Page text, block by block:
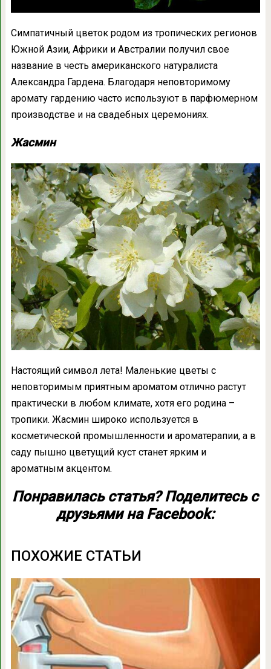
Симпатичный цветок родом из тропических регионов
Южной Азии, Африки и Австралии получил свое
название в честь американского натуралиста
Александра Гардена. Благодаря неповторимому
аромату гардению часто используют в парфюмерном
производстве и на свадебных церемониях.
Жасмин
Настоящий символ лета! Маленькие цветы с
неповторимым приятным ароматом отлично растут
практически в любом климате, хотя его родина –
тропики. Жасмин широко используется в
косметической промышленности и ароматерапии, а в
саду пышно цветущий куст станет ярким и
ароматным акцентом.
Понравилась статья? Поделитесь с
друзьями на Facebook:
ПОХОЖИЕ СТАТЬИ